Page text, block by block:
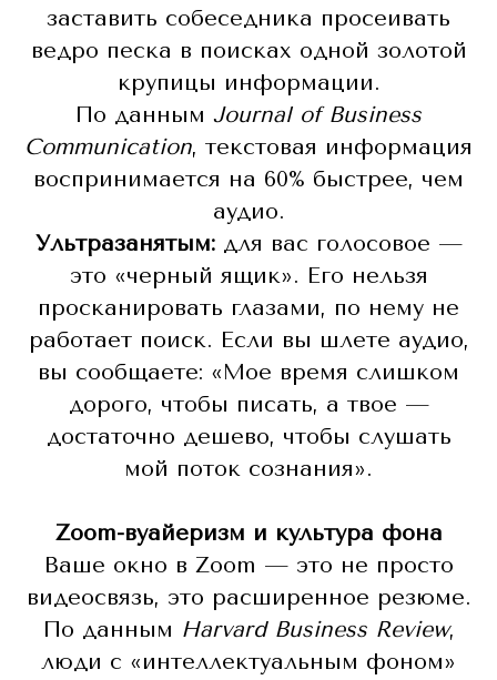
заставить собеседника просеивать
ведро песка в поисках одной золотой
крупицы информации.
По данным Journal of Business
Communication, текстовая информация
воспринимается на 60% быстрее, чем
аудио.
Ультразанятым:для вас голосовое —
это «черный ящик». Его нельзя
просканировать глазами, по нему не
работает поиск. Если вы шлете аудио,
вы сообщаете: «Мое время слишком
дорого, чтобы писать, а твое —
достаточно дешево, чтобы слушать
мой поток сознания».
Zoom-вуайеризм и культура фона
Ваше окно в Zoom — это не просто
видеосвязь, это расширенное резюме.
По данным Harvard Business Review,
люди с «интеллектуальным фоном»